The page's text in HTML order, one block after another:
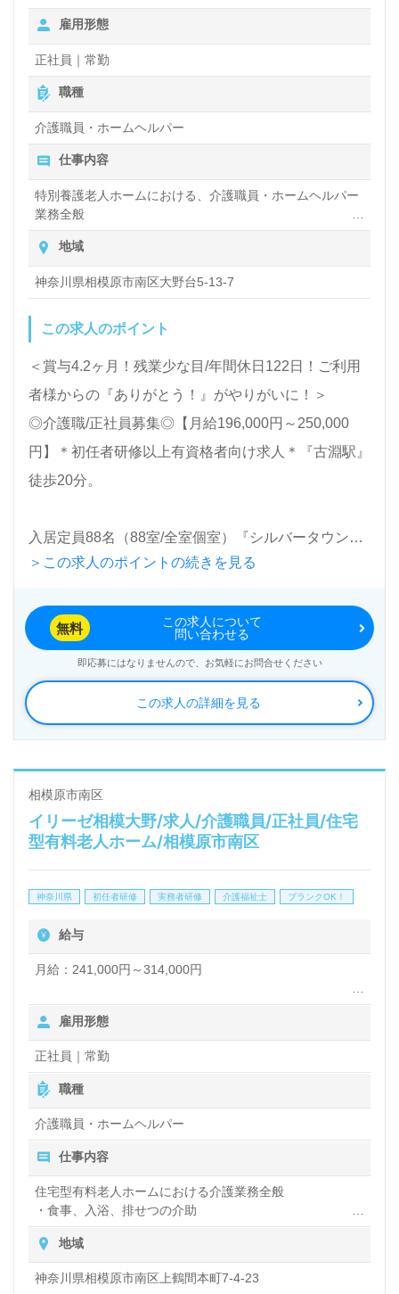
内します。お問い合わせも遠慮なくお願いします。
全国の求人ご紹介！医療/福祉業界の正社員/パート求
人探しは【ウィルオブ介護】＊求人情報収集、将来的
に検討の方も遠慮なく＊
LINE、メール、お電話などご希望に応じてお問い合
わせ/ご相談可能です。転職相談、求人紹介、年収交
渉など完全無料サービスをご利用いただけます。＜非
公開求人も取扱いあり！＞"転職支援"のプロと一緒に
転職活動！お問い合わせお待ちしております。
雇用形態
正社員｜常勤
職種
介護職員・ホームヘルパー
仕事内容
特別養護老人ホームにおける、介護職員・ホームヘルパー
業務全般
入浴や排せつ、食事などの身体的サポートや、買い物や掃
除、洗濯など日常生活のサポートなど
地域
神奈川県相模原市南区大野台5-13-7
この求人のポイント
＜賞与4.2ヶ月！残業少な目/年間休日122日！ご利用
者様からの『ありがとう！』がやりがいに！＞
◎介護職/正社員募集◎【月給196,000円～250,000
円】＊初任者研修以上有資格者向け求人＊『古淵駅』
徒歩20分。
入居定員88名（88室/全室個室）『シルバータウン相
模原特別養護老人ホーム』社会福祉法人恩賜財団神奈
です。従業員数880名以上、神奈川県を中心に21ヶ所
以上の特別養護老人ホーム、グループホーム、デイサ
ービス、養護老人ホーム、障がい者支援、地域包括支
援センター事業を展開されています。
◎『ご利用者様がしあわせであるための介護サポー
ト』、『職員様の笑顔あふれる職場づくり』を実現さ
れる事業所様！◎
看護助手や介護職経験のある方をお迎えします。特別
の方もすぐに馴染んでいただける環境面、充実の
OJT/それぞれの成長に沿った各種研修プログラム、
年収アップを目指せる給与制度/人事考課もうれしい
ポイント！『ご利用者様のお役に立ちたい、笑顔を増
やしたい』『資格/経験を活かしたい、介護知識や技
術力を高めたい』『仕事やプライベートを充実させた
い、メリハリをつけて働きたい』『働きがいを感じな
がら仕事をしたい』『転職で施設形態や環境を変えて
働きたい』等の方も大歓迎です。募集詳細等、担当コ
ンサルタントよりご案内します。お問い合わせも遠慮
なくお願いします。
医療/福祉業界の正社員/パート求人探しは【ウィルオ
ブ介護】＊求人情報収集、将来的に検討の方も遠慮な
＞この求人のポイントの続きを見る
この求人の詳細を見る
無料
この求人について
問い合わせる
即応募にはなりませんので、お気軽にお問合せください
相模原市南区
イリーゼ相模大野/求人/介護職員/正社員/住宅
型有料老人ホーム/相模原市南区
神奈川県 初任者研修 実務者研修 介護福祉士 ブランクOK！
給与
月給：241,000円～314,000円
住宅手当：10,000～15,000円（規定あり）
子供手当：8,000円/1人
徒歩・自転車通勤手当
資格手当
残業手当
雇用形態
正社員｜常勤
職種
介護職員・ホームヘルパー
仕事内容
住宅型有料老人ホームにおける介護業務全般
・食事、入浴、排せつの介助
・レクリエーションやイベントの企画、運営
地域
神奈川県相模原市南区上鶴間本町7-4-23